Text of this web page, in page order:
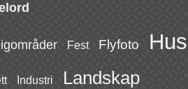
Fest Flyfoto Hus
Industri Landskap